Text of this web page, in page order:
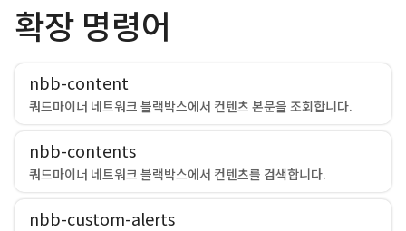
확장 명령어
nbb-content
쿼드마이너 네트워크 블랙박스에서 컨텐츠 본문을 조회합니다.
nbb-contents
쿼드마이너 네트워크 블랙박스에서 컨텐츠를 검색합니다.
nbb-custom-alerts